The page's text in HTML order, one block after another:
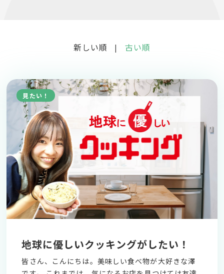
新しい順 | 古い順
見たい！
地球に優しいクッキングがしたい！
皆さん、こんにちは。美味しい食べ物が大好きな澤